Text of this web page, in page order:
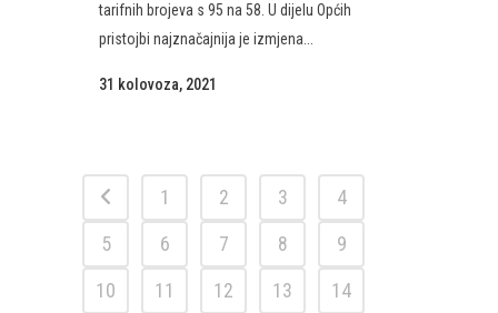
tarifnih brojeva s 95 na 58. U dijelu Općih
pristojbi najznačajnija je izmjena...
31 kolovoza, 2021
1 2 3
4
5
6 7 8
9
10
11 12 13
14